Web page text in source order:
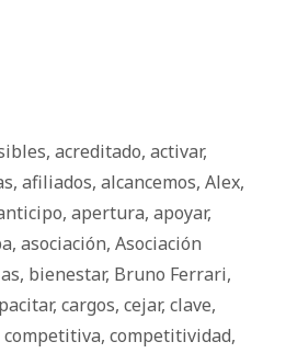
, acreditado, activar,
, afiliados, alcancemos, Alex,
, apertura, apoyar,
, asociación, Asociación
, bienestar, Bruno Ferrari,
, cargos, cejar, clave,
competitiva, competitividad,